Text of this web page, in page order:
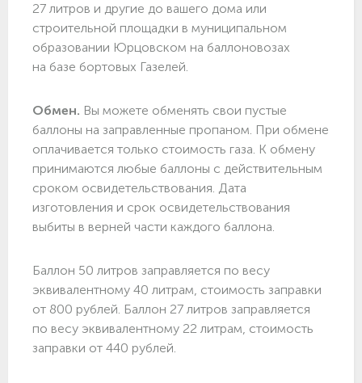
27 литров и другие до вашего дома или
строительной площадки в муниципальном
образовании Юрцовском на баллоновозах
на базе бортовых Газелей.
Обмен. Вы можете обменять свои пустые
баллоны на заправленные пропаном. При обмене
оплачивается только стоимость газа. К обмену
принимаются любые баллоны с действительным
сроком освидетельствования. Дата
изготовления и срок освидетельствования
выбиты в верней части каждого баллона.
Баллон 50 литров заправляется по весу
эквивалентному 40 литрам, стоимость заправки
от 800 рублей. Баллон 27 литров заправляется
по весу эквивалентному 22 литрам, стоимость
заправки от 440 рублей.